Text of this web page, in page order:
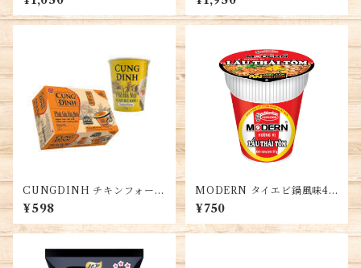
袋
Noodles・Mì Hảo Hảo cốc
CUNGDINH チキンフォー4
カップ・Phở Gà Cung Đình
4 Cốc
¥598
MODERN タイエビ鍋風味4
個入り・Tomyum Noodle
s・MODERN Lẩu Thái Tôm
4hộp
¥750